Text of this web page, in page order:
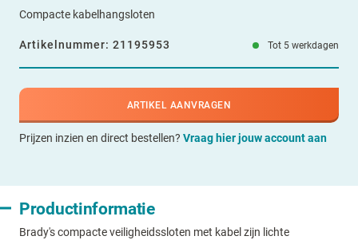
Compacte kabelhangsloten
Artikelnummer: 21195953 Tot 5 werkdagen
ARTIKEL AANVRAGEN
Prijzen inzien en direct bestellen? Vraag hier jouw account aan
Productinformatie
Brady's compacte veiligheidssloten met kabel zijn lichte